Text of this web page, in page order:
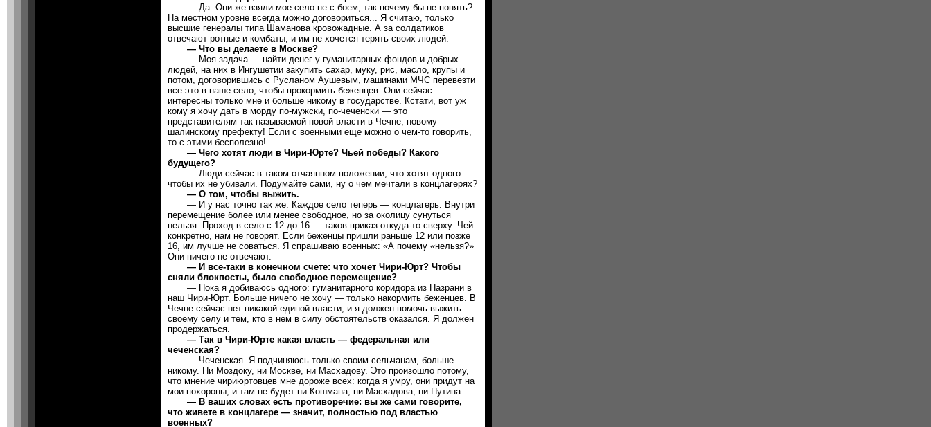
— Да. Они же взяли мое село не с боем, так почему бы не понять?
На местном уровне всегда можно договориться... Я считаю, только
высшие генералы типа Шаманова кровожадные. А за солдатиков
отвечают ротные и комбаты, и им не хочется терять своих людей.
— Что вы делаете в Москве?
— Моя задача — найти денег у гуманитарных фондов и добрых
людей, на них в Ингушетии закупить сахар, муку, рис, масло, крупы и
потом, договорившись с Русланом Аушевым, машинами МЧС перевезти
все это в наше село, чтобы прокормить беженцев. Они сейчас
интересны только мне и больше никому в государстве. Кстати, вот уж
кому я хочу дать в морду по-мужски, по-чеченски — это
представителям так называемой новой власти в Чечне, новому
шалинскому префекту! Если с военными еще можно о чем-то говорить,
то с этими бесполезно!
— Чего хотят люди в Чири-Юрте? Чьей победы? Какого
будущего?
— Люди сейчас в таком отчаянном положении, что хотят одного:
чтобы их не убивали. Подумайте сами, ну о чем мечтали в концлагерях?
— О том, чтобы выжить.
— И у нас точно так же. Каждое село теперь — концлагерь. Внутри
перемещение более или менее свободное, но за околицу сунуться
нельзя. Проход в село с 12 до 16 — таков приказ откуда-то сверху. Чей
конкретно, нам не говорят. Если беженцы пришли раньше 12 или позже
16, им лучше не соваться. Я спрашиваю военных: «А почему «нельзя?»
Они ничего не отвечают.
— И все-таки в конечном счете: что хочет Чири-Юрт? Чтобы
сняли блокпосты, было свободное перемещение?
— Пока я добиваюсь одного: гуманитарного коридора из Назрани в
наш Чири-Юрт. Больше ничего не хочу — только накормить беженцев. В
Чечне сейчас нет никакой единой власти, и я должен помочь выжить
своему селу и тем, кто в нем в силу обстоятельств оказался. Я должен
продержаться.
— Так в Чири-Юрте какая власть — федеральная или
чеченская?
— Чеченская. Я подчиняюсь только своим сельчанам, больше
никому. Ни Моздоку, ни Москве, ни Масхадову. Это произошло потому,
что мнение чириюртовцев мне дороже всех: когда я умру, они придут на
мои похороны, и там не будет ни Кошмана, ни Масхадова, ни Путина.
— В ваших словах есть противоречие: вы же сами говорите,
что живете в концлагере — значит, полностью под властью
военных?